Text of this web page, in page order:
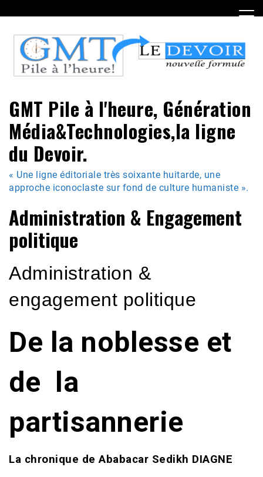
to
content
GMT Pile à l'heure, Génération
Média&Technologies,la ligne
du Devoir.
« Une ligne éditoriale très soixante huitarde, une
approche iconoclaste sur fond de culture humaniste ».
Administration & Engagement
politique
Administration &
engagement politique
De la noblesse et
de la
partisannerie
La chronique de Ababacar Sedikh DIAGNE